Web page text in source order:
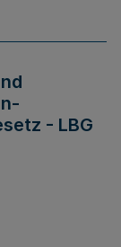
- LBG